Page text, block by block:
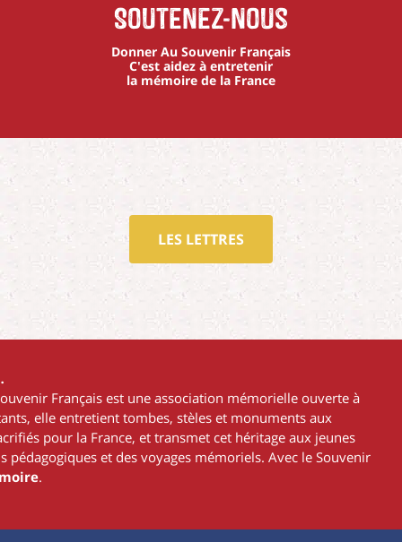
Soutenez-nous
Donner Au Souvenir Français
C'est aidez à entretenir
la mémoire de la France
LES LETTRES
Français est une association mémorielle ouverte à
elle entretient tombes, stèles et monuments aux
pour la France, et transmet cet héritage aux jeunes
et des voyages mémoriels. Avec le Souvenir
.